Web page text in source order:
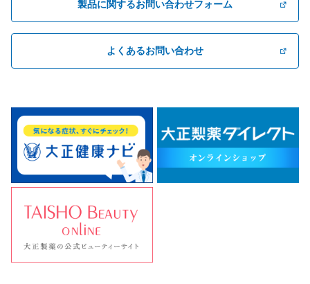
製品に関するお問い合わせフォーム
よくあるお問い合わせ